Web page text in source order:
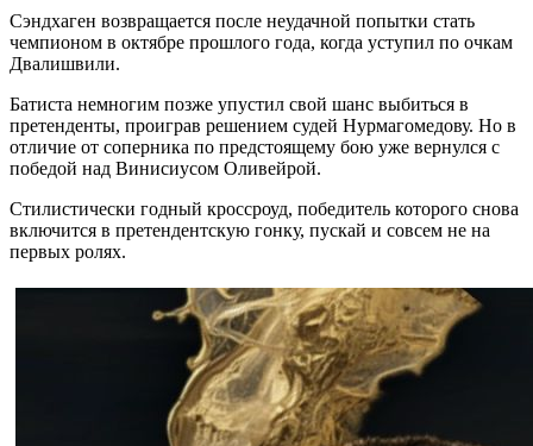
Сэндхаген возвращается после неудачной попытки стать
чемпионом в октябре прошлого года, когда уступил по очкам
Двалишвили.
Батиста немногим позже упустил свой шанс выбиться в
претенденты, проиграв решением судей Нурмагомедову. Но в
отличие от соперника по предстоящему бою уже вернулся с
победой над Винисиусом Оливейрой.
Стилистически годный кроссроуд, победитель которого снова
включится в претендентскую гонку, пускай и совсем не на
первых ролях.